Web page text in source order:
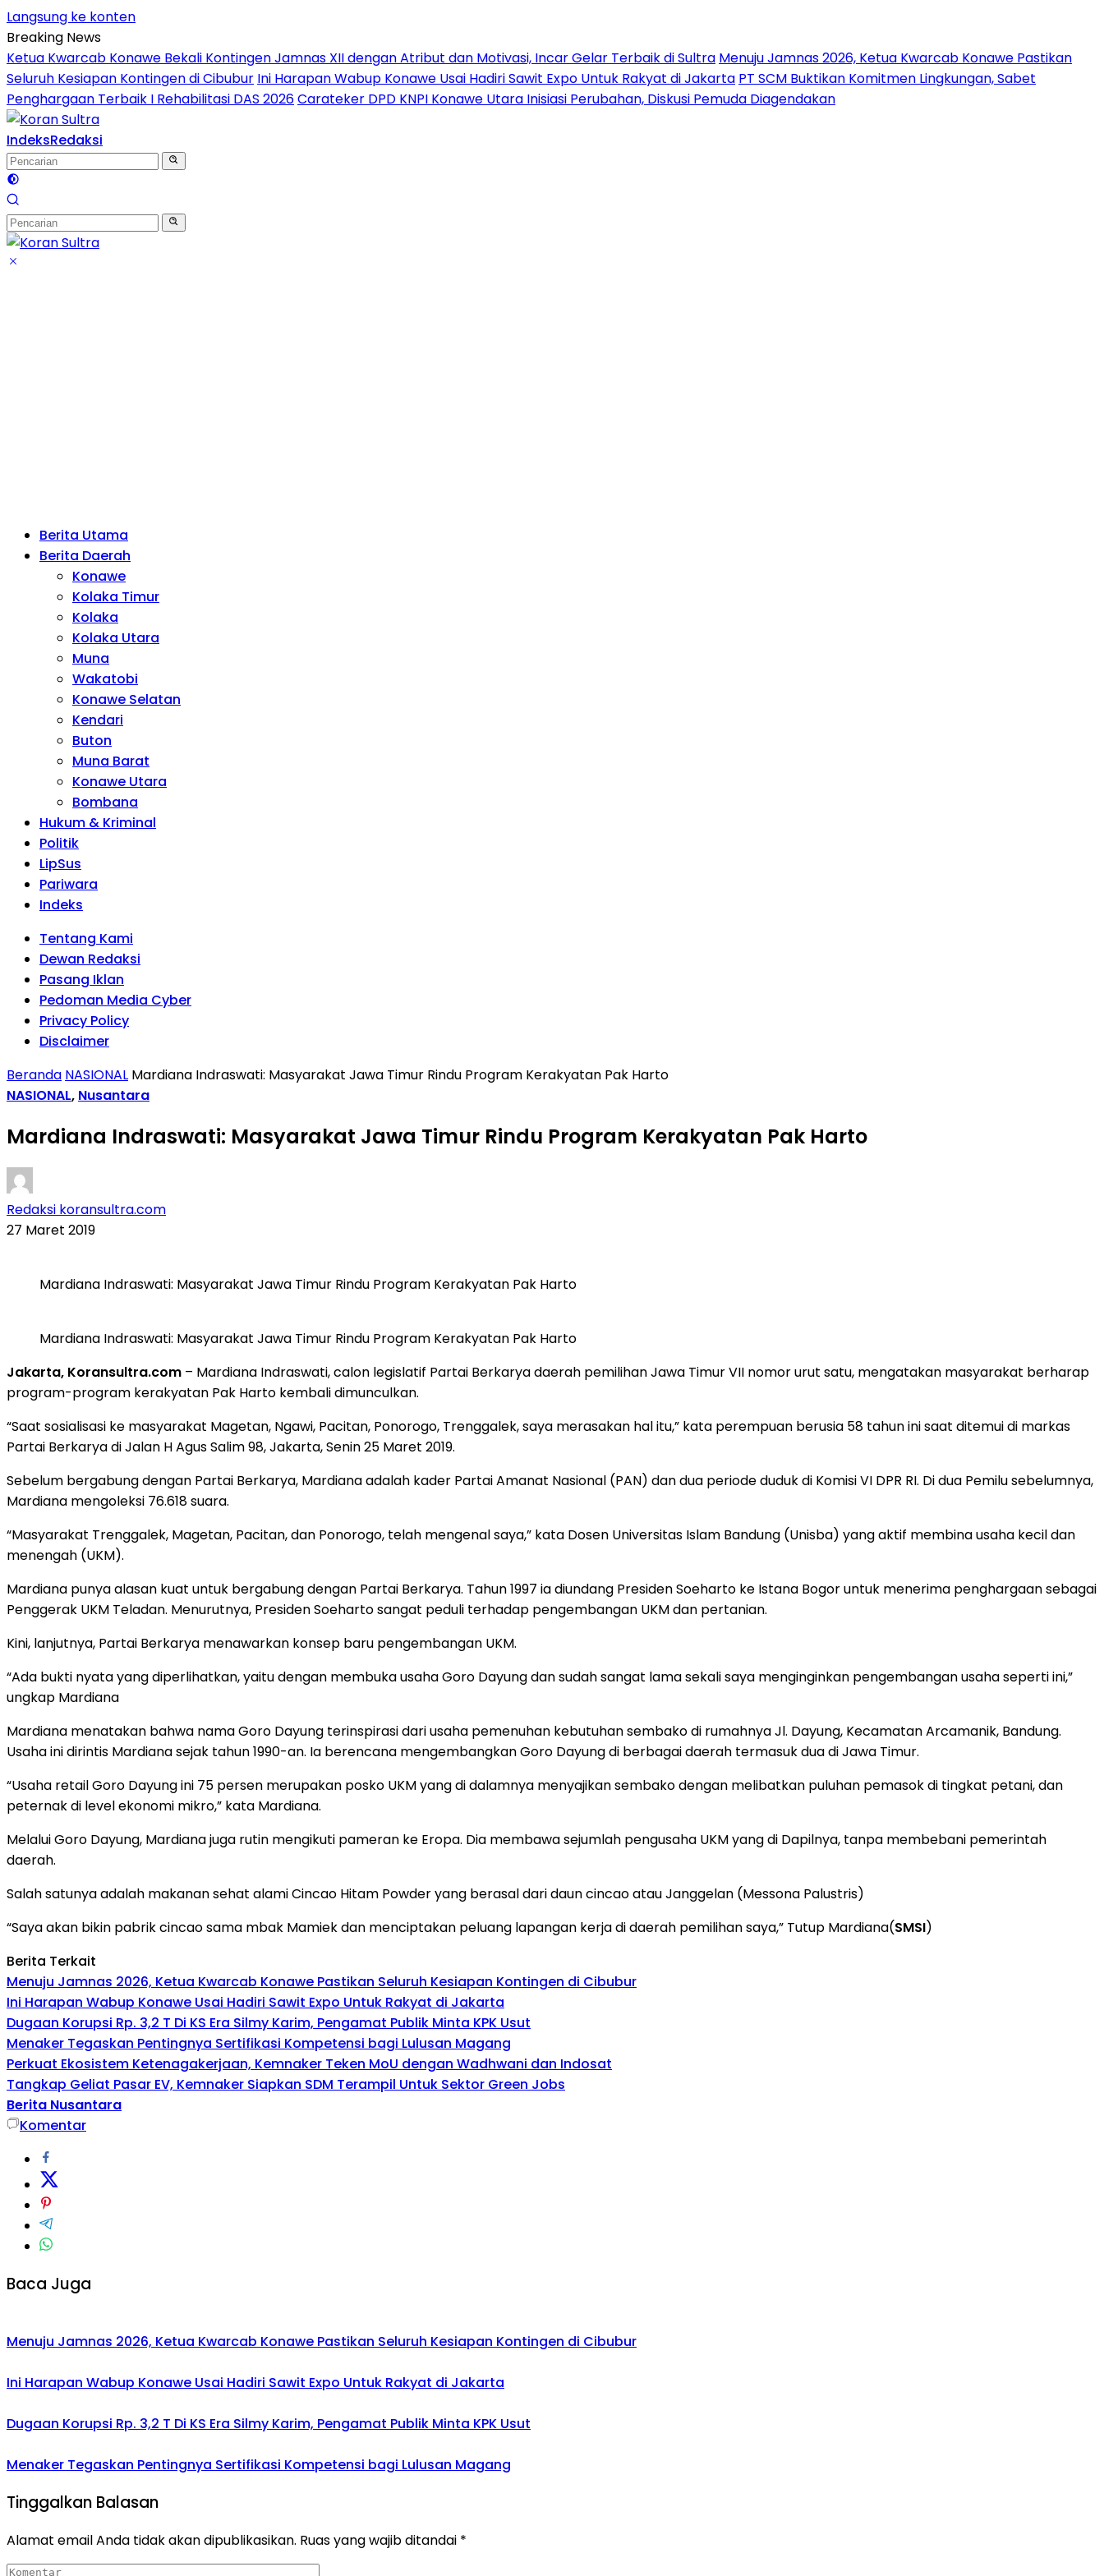
Langsung ke konten
Breaking News
Ketua Kwarcab Konawe Bekali Kontingen Jamnas XII dengan Atribut dan Motivasi, Incar Gelar Terbaik di Sultra Menuju Jamnas 2026, Ketua Kwarcab Konawe Pastikan
Seluruh Kesiapan Kontingen di Cibubur Ini Harapan Wabup Konawe Usai Hadiri Sawit Expo Untuk Rakyat di Jakarta PT SCM Buktikan Komitmen Lingkungan, Sabet
Penghargaan Terbaik I Rehabilitasi DAS 2026Carateker DPD KNPI Konawe Utara Inisiasi Perubahan, Diskusi Pemuda Diagendakan
IndeksRedaksi
Berita Utama
Berita Daerah
Konawe
Kolaka Timur
Kolaka
Kolaka Utara
Muna
Wakatobi
Konawe Selatan
Kendari
Buton
Muna Barat
Konawe Utara
Bombana
Hukum & Kriminal
Politik
LipSus
Pariwara
Indeks
Tentang Kami
Dewan Redaksi
Pasang Iklan
Pedoman Media Cyber
Privacy Policy
Disclaimer
Beranda NASIONAL Mardiana Indraswati: Masyarakat Jawa Timur Rindu Program Kerakyatan Pak Harto
NASIONAL, Nusantara
Mardiana Indraswati: Masyarakat Jawa Timur Rindu Program Kerakyatan Pak Harto
Redaksi koransultra.com
27 Maret 2019
Mardiana Indraswati: Masyarakat Jawa Timur Rindu Program Kerakyatan Pak Harto
Mardiana Indraswati: Masyarakat Jawa Timur Rindu Program Kerakyatan Pak Harto
Jakarta, Koransultra.com – Mardiana Indraswati, calon legislatif Partai Berkarya daerah pemilihan Jawa Timur VII nomor urut satu, mengatakan masyarakat berharap
program-program kerakyatan Pak Harto kembali dimunculkan.
“Saat sosialisasi ke masyarakat Magetan, Ngawi, Pacitan, Ponorogo, Trenggalek, saya merasakan hal itu,” kata perempuan berusia 58 tahun ini saat ditemui di markas
Partai Berkarya di Jalan H Agus Salim 98, Jakarta, Senin 25 Maret 2019.
Sebelum bergabung dengan Partai Berkarya, Mardiana adalah kader Partai Amanat Nasional (PAN) dan dua periode duduk di Komisi VI DPR RI. Di dua Pemilu sebelumnya,
Mardiana mengoleksi 76.618 suara.
“Masyarakat Trenggalek, Magetan, Pacitan, dan Ponorogo, telah mengenal saya,” kata Dosen Universitas Islam Bandung (Unisba) yang aktif membina usaha kecil dan
menengah (UKM).
Mardiana punya alasan kuat untuk bergabung dengan Partai Berkarya. Tahun 1997 ia diundang Presiden Soeharto ke Istana Bogor untuk menerima penghargaan sebagai
Penggerak UKM Teladan. Menurutnya, Presiden Soeharto sangat peduli terhadap pengembangan UKM dan pertanian.
Kini, lanjutnya, Partai Berkarya menawarkan konsep baru pengembangan UKM.
“Ada bukti nyata yang diperlihatkan, yaitu dengan membuka usaha Goro Dayung dan sudah sangat lama sekali saya menginginkan pengembangan usaha seperti ini,”
ungkap Mardiana
Mardiana menatakan bahwa nama Goro Dayung terinspirasi dari usaha pemenuhan kebutuhan sembako di rumahnya Jl. Dayung, Kecamatan Arcamanik, Bandung.
Usaha ini dirintis Mardiana sejak tahun 1990-an. Ia berencana mengembangkan Goro Dayung di berbagai daerah termasuk dua di Jawa Timur.
“Usaha retail Goro Dayung ini 75 persen merupakan posko UKM yang di dalamnya menyajikan sembako dengan melibatkan puluhan pemasok di tingkat petani, dan
peternak di level ekonomi mikro,” kata Mardiana.
Melalui Goro Dayung, Mardiana juga rutin mengikuti pameran ke Eropa. Dia membawa sejumlah pengusaha UKM yang di Dapilnya, tanpa membebani pemerintah
daerah.
Salah satunya adalah makanan sehat alami Cincao Hitam Powder yang berasal dari daun cincao atau Janggelan (Messona Palustris)
“Saya akan bikin pabrik cincao sama mbak Mamiek dan menciptakan peluang lapangan kerja di daerah pemilihan saya,” Tutup Mardiana(SMSI)
Berita Terkait
Menuju Jamnas 2026, Ketua Kwarcab Konawe Pastikan Seluruh Kesiapan Kontingen di Cibubur
Ini Harapan Wabup Konawe Usai Hadiri Sawit Expo Untuk Rakyat di Jakarta
Dugaan Korupsi Rp. 3,2 T Di KS Era Silmy Karim, Pengamat Publik Minta KPK Usut
Menaker Tegaskan Pentingnya Sertifikasi Kompetensi bagi Lulusan Magang
Perkuat Ekosistem Ketenagakerjaan, Kemnaker Teken MoU dengan Wadhwani dan Indosat
Tangkap Geliat Pasar EV, Kemnaker Siapkan SDM Terampil Untuk Sektor Green Jobs
Berita Nusantara
Komentar
Baca Juga
Menuju Jamnas 2026, Ketua Kwarcab Konawe Pastikan Seluruh Kesiapan Kontingen di Cibubur
Ini Harapan Wabup Konawe Usai Hadiri Sawit Expo Untuk Rakyat di Jakarta
Dugaan Korupsi Rp. 3,2 T Di KS Era Silmy Karim, Pengamat Publik Minta KPK Usut
Menaker Tegaskan Pentingnya Sertifikasi Kompetensi bagi Lulusan Magang
Tinggalkan Balasan
Alamat email Anda tidak akan dipublikasikan. Ruas yang wajib ditandai *